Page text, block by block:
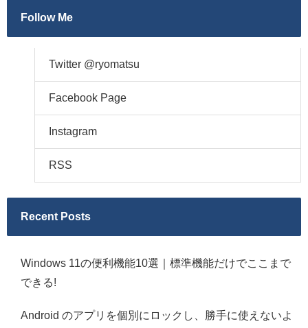
Follow Me
Twitter @ryomatsu
Facebook Page
Instagram
RSS
Recent Posts
Windows 11の便利機能10選｜標準機能だけでここまで
できる!
Android のアプリを個別にロックし、勝手に使えないよ